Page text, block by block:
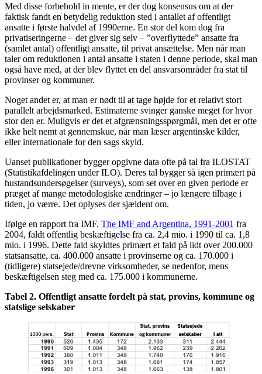
Med disse forbehold in mente, er der dog konsensus om at der
faktisk fandt en betydelig reduktion sted i antallet af offentligt
ansatte i første halvdel af 1990erne. En stor del kom dog fra
privatiseringerne – det giver sig selv – ”overflyttede” ansatte fra
(samlet antal) offentligt ansatte, til privat ansættelse. Men når man
taler om reduktionen i antal ansatte i staten i denne periode, skal man
også have med, at der blev flyttet en del ansvarsområder fra stat til
provinser og kommuner.
Noget andet er, at man er nødt til at tage højde for et relativt stort
parallelt arbejdsmarked. Estimaterne svinger ganske meget for hvor
stor den er. Muligvis er det et afgrænsningsspørgmål, men det er ofte
ikke helt nemt at gennemskue, når man læser argentinske kilder,
eller internationale for den sags skyld.
Uanset publikationer bygger opgivne data ofte på tal fra ILOSTAT
(Statistikafdelingen under ILO). Deres tal bygger så igen primært på
hustandsundersøgelser (surveys), som set over en given periode er
præget af mange metodologiske ændringer – jo længere tilbage i
tiden, jo værre. Det oplyses der sjældent om.
Ifølge en rapport fra IMF, The IMF and Argentina, 1991-2001 fra
2004, faldt offentlig beskæftigelse fra ca. 2,4 mio. i 1990 til ca. 1,8
mio. i 1996. Dette fald skyldtes primært et fald på lidt over 200.000
statsansatte, ca. 400.000 ansatte i provinserne og ca. 170.000 i
(tidligere) statsejede/drevne virksomheder, se nedenfor, mens
beskæftigelsen steg med ca. 175.000 i kommunerne.
Tabel 2. Offentligt ansatte fordelt på stat, provins, kommune og
statslige selskaber